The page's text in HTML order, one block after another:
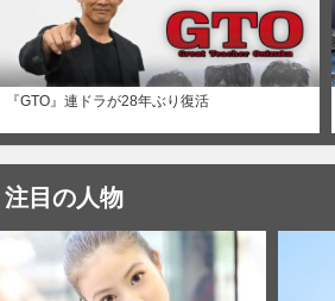
『GTO』連ドラが28年ぶり復活
注目の人物